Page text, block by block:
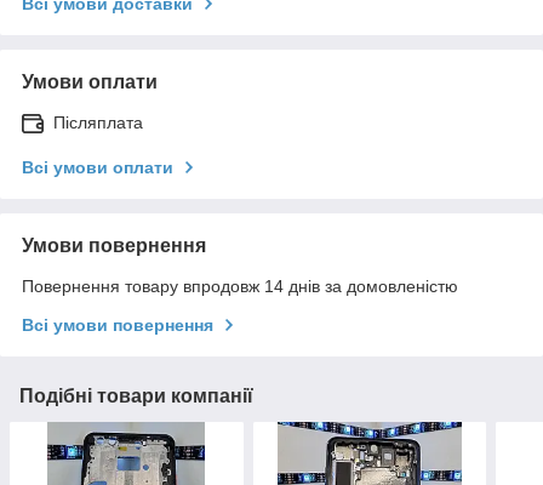
Умови оплати
Післяплата
Всі умови оплати
Умови повернення
Повернення товару впродовж 14 днів за домовленістю
Всі умови повернення
Подібні товари компанії